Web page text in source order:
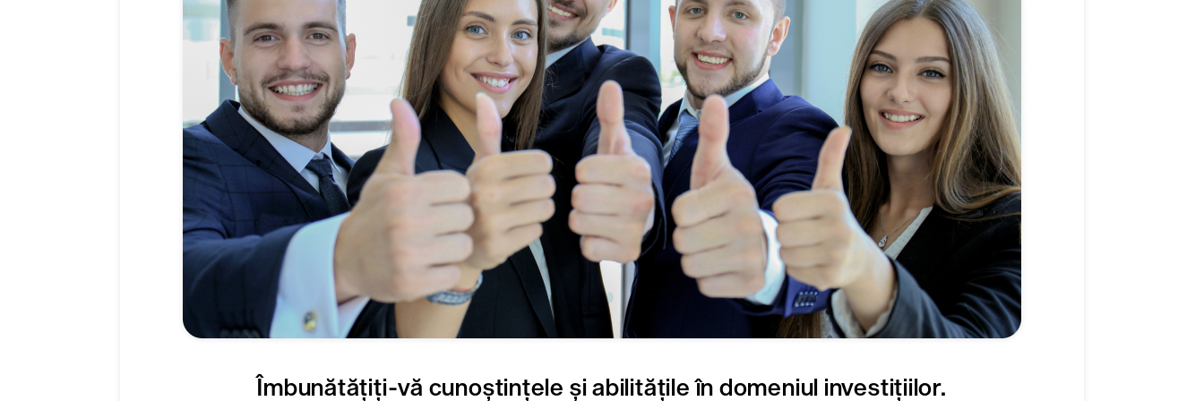
Îmbunătățiți-vă cunoștințele și abilitățile în domeniul investițiilor.